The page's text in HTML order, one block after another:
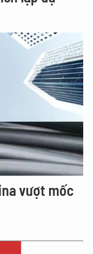
vượt mốc